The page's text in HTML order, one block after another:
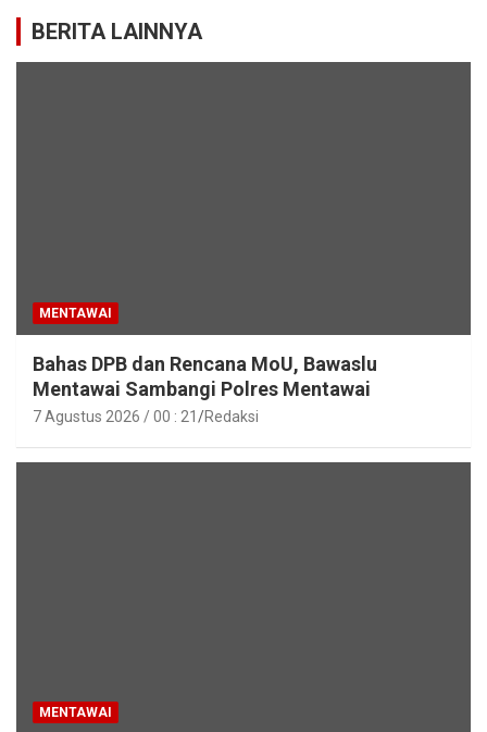
BERITA LAINNYA
MENTAWAI
Bahas DPB dan Rencana MoU, Bawaslu
Mentawai Sambangi Polres Mentawai
7 Agustus 2026 / 00 : 21 Redaksi
MENTAWAI